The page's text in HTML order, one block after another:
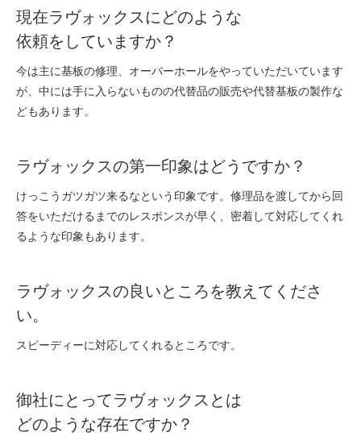
現在ラヴォックスにどのような
依頼をしていますか？
今は主に基板の修理、オーバーホールをやっていただいています
が、中には手に入らないものの代替品の販売や代替基板の製作な
どもあります。
ラヴォックスの第一印象はどうですか？
けっこうガツガツ来るなという印象です。修理品を渡してから回
答をいただけるまでのレスポンスが早く、密着して対応してくれ
るような印象もあります。
ラヴォックスの良いところを教えてくださ
い。
スピーディーに対応してくれるところです。
御社にとってラヴォックスとは
どのような存在ですか？